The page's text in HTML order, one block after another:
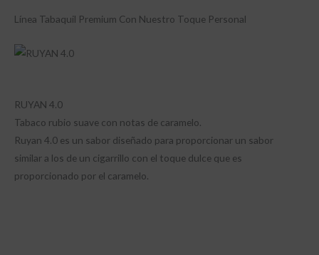
Línea Tabaquil Premium Con Nuestro Toque Personal
RUYAN 4.0
Tabaco rubio suave con notas de caramelo.
Ruyan 4.0 es un sabor diseñado para proporcionar un sabor
similar a los de un cigarrillo con el toque dulce que es
proporcionado por el caramelo.